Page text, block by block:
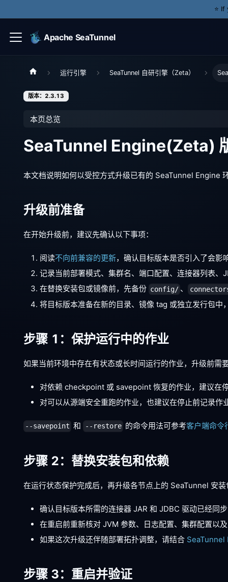
⭐️
Apache SeaTunnel
运行引擎 SeaTunnel 自研引擎（Zeta）
版本：2.3.13
本页总览
SeaTunnel Engine(Zeta)
本文档说明如何以受控方式升级已有的 SeaTunnel Engine
升级前准备
在开始升级前，建议先确认以下事项：
阅读不向前兼容的更新，确认目标版本是否引入了会影
记录当前部署模式、集群名、端口配置、连接器列表、
在替换安装包或镜像前，先备份 config/ 、
将目标版本准备在新的目录、镜像 tag 或独立发行包中
步骤 1：保护运行中的作业
如果当前环境中存在有状态或长时间运行的作业，升级前需
对依赖 checkpoint 或 savepoint 恢复的作业，建议在
对可以从源端安全重跑的作业，也建议在停止前记录作
--savepoint 和 --restore 的命令用法可参考客户端命令
步骤 2：替换安装包和依赖
在运行状态保护完成后，再升级各节点上的 SeaTunnel 安
确认目标版本所需的连接器 JAR 和 JDBC 驱动已经同
在重启前重新核对 JVM 参数、日志配置、集群配置以
如果这次升级还伴随部署拓扑调整，请结合 SeaTunnel
步骤 3：重启并验证